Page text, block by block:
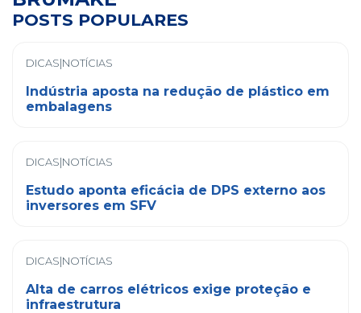
POSTS POPULARES
DICAS|NOTÍCIAS
Indústria aposta na redução de plástico em
embalagens
DICAS|NOTÍCIAS
Estudo aponta eficácia de DPS externo aos
inversores em SFV
DICAS|NOTÍCIAS
Alta de carros elétricos exige proteção e
infraestrutura